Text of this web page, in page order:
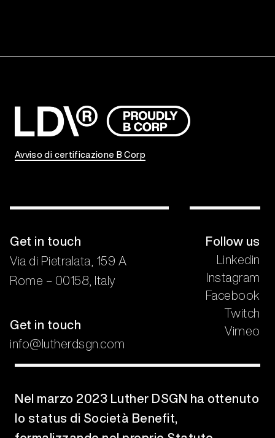
Avviso di certificazione B Corp
Get in touch
Via di Pietralata, 159 A
Rome – 00158, Italy
Get in touch
info@lutherdsgn.com
Follow us
Linkedin
Instagram
Facebook
Twitch
Vimeo
Nel marzo 2023 Luther DSGN ha ottenuto
lo status di Società Benefit,